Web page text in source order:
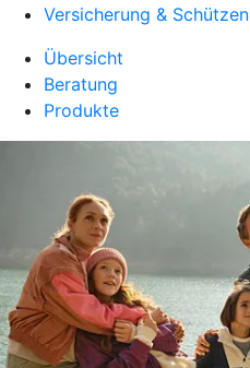
Versicherung & Schützen
Übersicht
Beratung
Produkte